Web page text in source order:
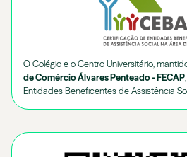
O Colégio e o Centro Universitário,
de Comércio Álvares Penteado - FECAP
Entidades Beneficentes de Assistência